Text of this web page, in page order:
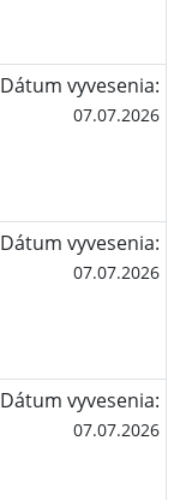
Dátum vyvesenia:
07.07.2026
Dátum vyvesenia:
07.07.2026
Dátum vyvesenia:
07.07.2026